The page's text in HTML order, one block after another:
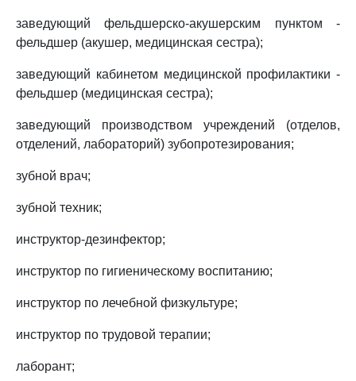
заведующий фельдшерско-акушерским пунктом -
фельдшер (акушер, медицинская сестра);
заведующий кабинетом медицинской профилактики -
фельдшер (медицинская сестра);
заведующий производством учреждений (отделов,
отделений, лабораторий) зубопротезирования;
зубной врач;
зубной техник;
инструктор-дезинфектор;
инструктор по гигиеническому воспитанию;
инструктор по лечебной физкультуре;
инструктор по трудовой терапии;
лаборант;